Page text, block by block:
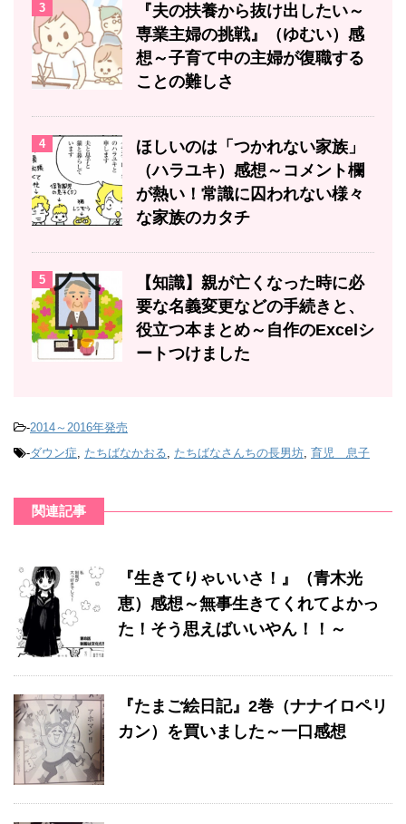
3
『夫の扶養から抜け出したい～
専業主婦の挑戦』（ゆむい）感
想～子育て中の主婦が復職する
ことの難しさ
4
ほしいのは「つかれない家族」
（ハラユキ）感想～コメント欄
が熱い！常識に囚われない様々
な家族のカタチ
5
【知識】親が亡くなった時に必
要な名義変更などの手続きと、
役立つ本まとめ～自作のExcelシ
ートつけました
-2014～2016年発売
-ダウン症, たちばなかおる, たちばなさんちの長男坊, 育児 息子
関連記事
『生きてりゃいいさ！』（青木光
恵）感想～無事生きてくれてよかっ
た！そう思えばいいやん！！～
『たまご絵日記』2巻（ナナイロペリ
カン）を買いました～一口感想